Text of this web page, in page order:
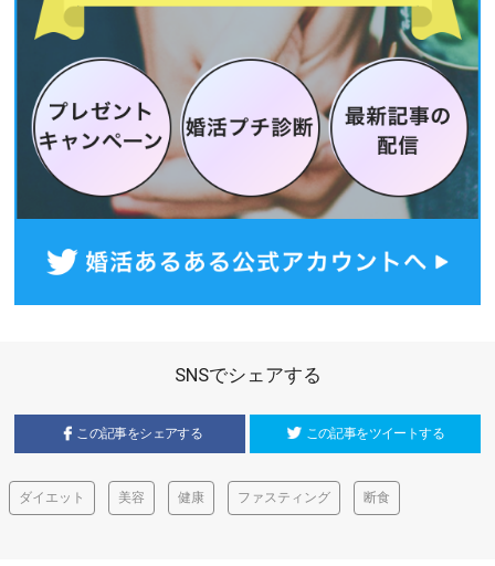
SNSでシェアする
この記事をシェアする この記事をツイートする
ダイエット 美容 健康 ファスティング 断食